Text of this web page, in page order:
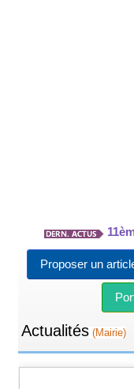
Sports
renforce les
risques
LA
NORD ET LE
sècheresse -
Proposer un
Actualités (Mairie)